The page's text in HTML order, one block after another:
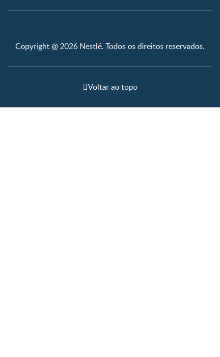
Copyright @ 2026 Nestlé. Todos os direitos reservados.
Voltar ao topo